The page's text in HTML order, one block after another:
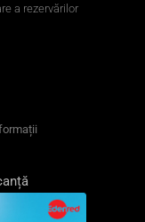
a rezervărilor